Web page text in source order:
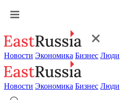
Новости Экономика Бизнес Люди
Новости Экономика Бизнес Люди